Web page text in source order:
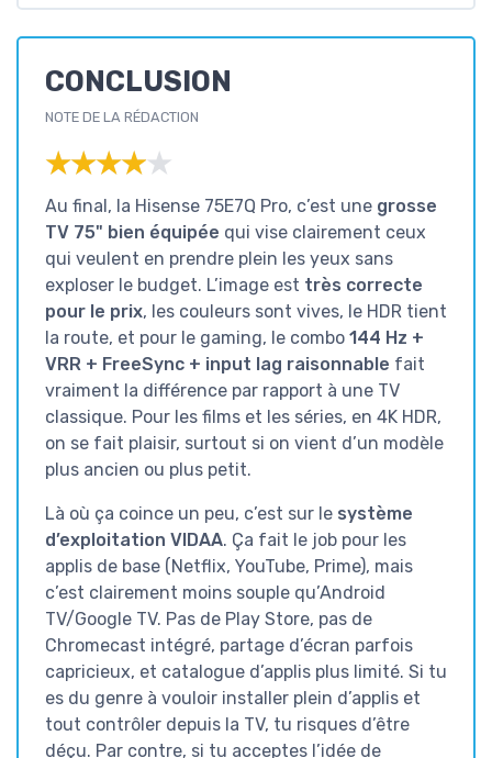
CONCLUSION
NOTE DE LA RÉDACTION
★★★★★
★★★★★
Au final, la Hisense 75E7Q Pro, c’est une grosse
TV 75" bien équipée qui vise clairement ceux
qui veulent en prendre plein les yeux sans
exploser le budget. L’image est très correcte
pour le prix, les couleurs sont vives, le HDR tient
la route, et pour le gaming, le combo 144 Hz +
VRR + FreeSync + input lag raisonnable fait
vraiment la différence par rapport à une TV
classique. Pour les films et les séries, en 4K HDR,
on se fait plaisir, surtout si on vient d’un modèle
plus ancien ou plus petit.
Là où ça coince un peu, c’est sur le système
d’exploitation VIDAA. Ça fait le job pour les
applis de base (Netflix, YouTube, Prime), mais
c’est clairement moins souple qu’Android
TV/Google TV. Pas de Play Store, pas de
Chromecast intégré, partage d’écran parfois
capricieux, et catalogue d’applis plus limité. Si tu
es du genre à vouloir installer plein d’applis et
tout contrôler depuis la TV, tu risques d’être
déçu. Par contre, si tu acceptes l’idée de